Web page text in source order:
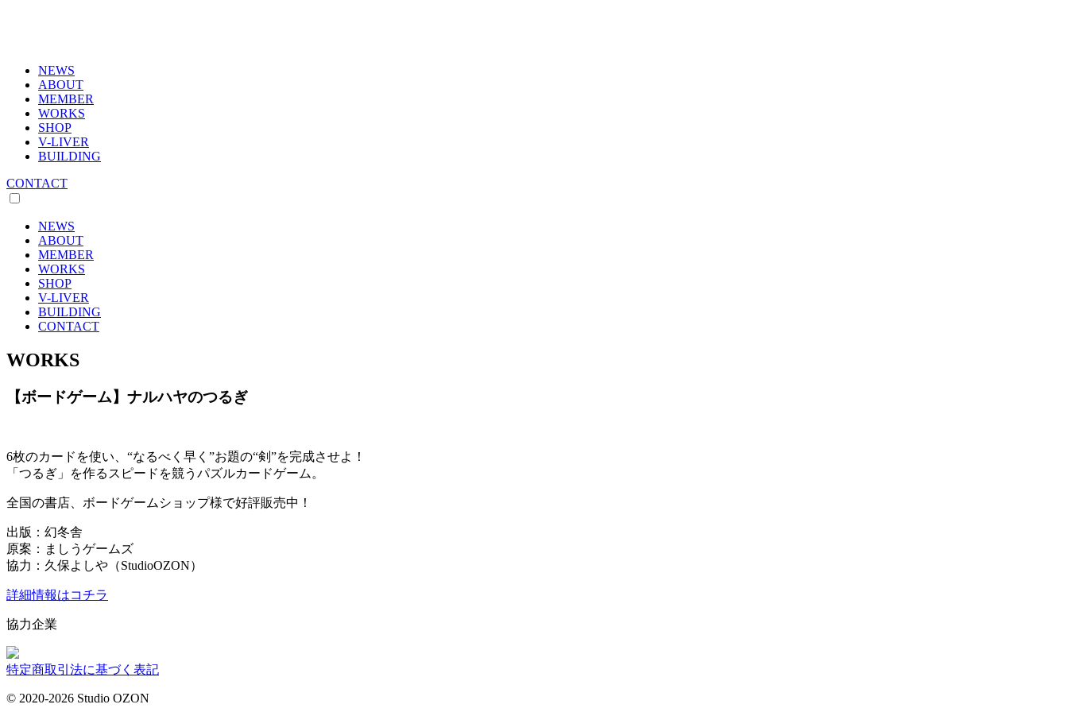
NEWS
ABOUT
MEMBER
WORKS
SHOP
V-LIVER
BUILDING
CONTACT
NEWS
ABOUT
MEMBER
WORKS
SHOP
V-LIVER
BUILDING
CONTACT
WORKS
【ボードゲーム】ナルハヤのつるぎ
6枚のカードを使い、“なるべく早く”お題の“剣”を完成させよ！
「つるぎ」を作るスピードを競うパズルカードゲーム。
全国の書店、ボードゲームショップ様で好評販売中！
出版：幻冬舎
原案：ましうゲームズ
協力：久保よしや（StudioOZON）
詳細情報はコチラ
協力企業
特定商取引法に基づく表記
© 2020-2026 Studio OZON